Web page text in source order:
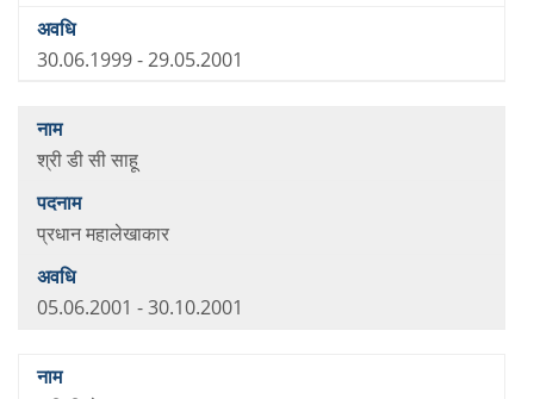
30.06.1999 - 29.05.2001
श्री डी सी साहू
प्रधान महालेखाकार
05.06.2001 - 30.10.2001